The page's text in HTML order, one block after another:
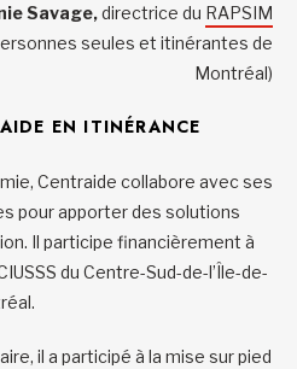
Savage,directrice du RAPSIM
seules et itinérantes de
Montréal)
EN ITINÉRANCE
Centraide collabore avec ses
pour apporter des solutions
Il participe financièrement à
du Centre-Sud-de-l’Île-de-
il a participé à la mise sur pied